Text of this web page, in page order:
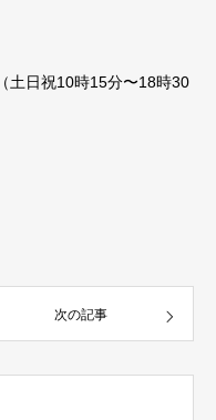
土日祝10時15分〜18時30
次の記事